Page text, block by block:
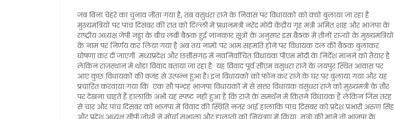
जब बिना चेहरे का चुनाव जीता गया है, तब वसुंधरा राजे के निवास पर विधायकों को क्यों बुलाया जा रहा है
मुख्यमंत्रियों पर पांच दिसंबर की रात को दिल्ली में प्रधानमंत्री नरेंद्र मोदी केंद्रीय गृह मंत्री अमित शाह और भाजपा के
राष्ट्रीय अध्यक्ष जेपी नड्डा के बीच लंबी बैठक हुई जानकार सूत्रों के अनुसार इस बैठक में तीनों राज्यों के मुख्यमंत्रियों
के नाम पर निर्णय कर लिया गया है अब तय नामों पर आम सहमति होने पर विधायक दल की बैठक बुलाकर
घोषणा कर दी जाएगी मध्यप्रदेश और छत्तीसगढ़ में नवनिर्वाचित विधायक पीएम मोदी के निर्देश मानने को तैयार है
लेकिन राजस्थान में थोडा विवाद बताया जा रहा है यह विवाद पूर्व सीएम वसुंधरा राजे के जयपुर स्थित आवास पर
आए कुछ विधायकों की वजह से उत्पन्न हुआ है। इन विधायकों को फोन कर राजे के घर पर बुलाया गया और यह
प्रचारित करवाया गया कि एक सौ पन्द्रह भाजपा विधायकों में से सत्तर विधायक वसुंधरा राजे को मुख्यमंत्री के तौर
पर देखना चाहते हैं हालांकि अभी यह स्पष्ट नहीं हुआ है कि राजे के समर्थन में कितने विधायक हैं लेकिन जिस तरह
से चार और पांच दिसंबर को भाजपा में विवाद की स्थिति नजर आई हालांकि पांच दिसंबर को प्रदेश प्रभारी अरुण सिंह
और प्रदेश अध्यक्ष सीपी जोशी ने मोर्चा संभाला और हालातों को नियंत्रण में किया सूत्रों की मानें तो भाजपा के